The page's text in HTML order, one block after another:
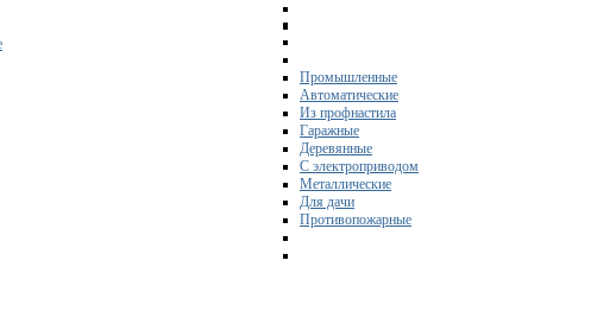
Промышленные
Автоматические
Из профнастила
Гаражные
Деревянные
С электроприводом
Металлические
Для дачи
Противопожарные